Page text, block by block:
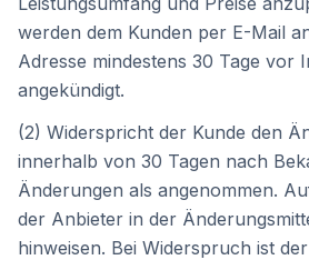
werden dem Kunden per E-Mail
Adresse mindestens 30 Tage vor
angekündigt.
(2) Widerspricht der Kunde den
innerhalb von 30 Tagen nach
Änderungen als angenommen.
der Anbieter in der
hinweisen. Bei Widerspruch ist